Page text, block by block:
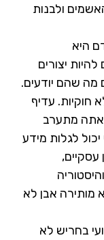
ולבנות
היא
יצורים
מה שהם יודעים.
חוקיות. עדיף
מתערב
לגלות מידע
עסקיים,
מותירה אבן לא
בחריש לא